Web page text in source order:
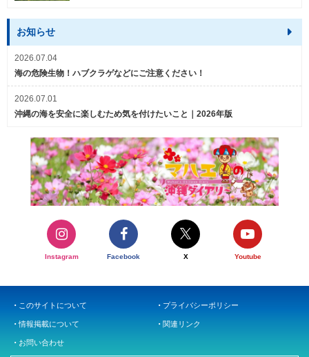
お知らせ
2026.07.04
海の危険生物！ハブクラゲなどにご注意ください！
2026.07.01
沖縄の海を安全に楽しむため気を付けたいこと｜2026年版
Instagram Facebook X Youtube
このサイトについて プライバシーポリシー
情報掲載について 関連リンク
お問い合わせ